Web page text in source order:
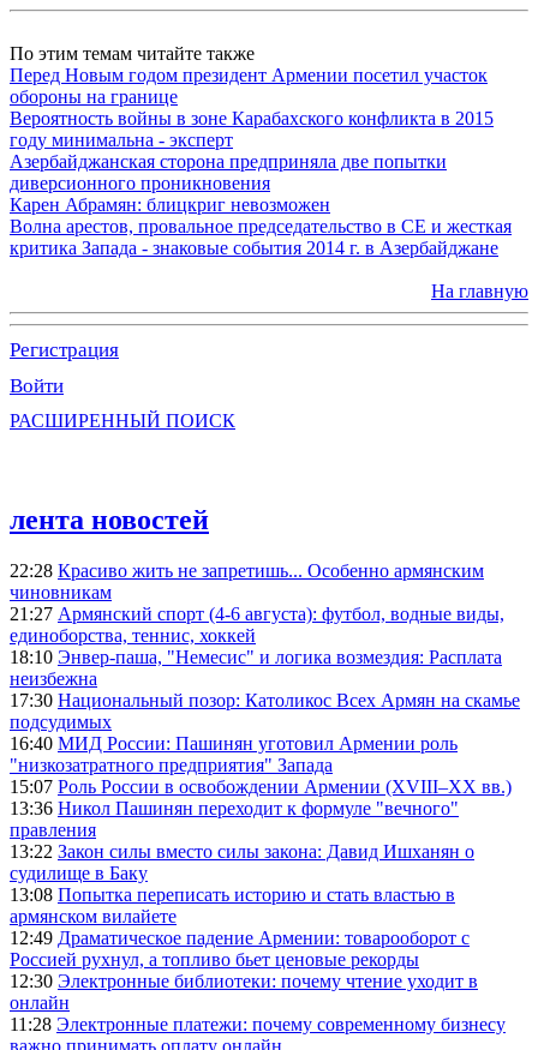
По этим темам читайте также
Перед Новым годом президент Армении посетил участок
обороны на границе
Вероятность войны в зоне Карабахского конфликта в 2015
году минимальна - эксперт
Азербайджанская сторона предприняла две попытки
диверсионного проникновения
Карен Абрамян: блицкриг невозможен
Волна арестов, провальное председательство в СЕ и жесткая
критика Запада - знаковые события 2014 г. в Азербайджане
На главную
Регистрация
Войти
РАСШИРЕННЫЙ ПОИСК
лента новостей
22:28 Красиво жить не запретишь... Особенно армянским
чиновникам
21:27 Армянский спорт (4-6 августа): футбол, водные виды,
единоборства, теннис, хоккей
18:10 Энвер-паша, "Немесис" и логика возмездия: Расплата
неизбежна
17:30 Национальный позор: Католикос Всех Армян на скамье
подсудимых
16:40 МИД России: Пашинян уготовил Армении роль
"низкозатратного предприятия" Запада
15:07 Роль России в освобождении Армении (XVIII–XX вв.)
13:36 Никол Пашинян переходит к формуле "вечного"
правления
13:22 Закон силы вместо силы закона: Давид Ишханян о
судилище в Баку
13:08 Попытка переписать историю и стать властью в
армянском вилайете
12:49 Драматическое падение Армении: товарооборот с
Россией рухнул, а топливо бьет ценовые рекорды
12:30 Электронные библиотеки: почему чтение уходит в
онлайн
11:28 Электронные платежи: почему современному бизнесу
важно принимать оплату онлайн